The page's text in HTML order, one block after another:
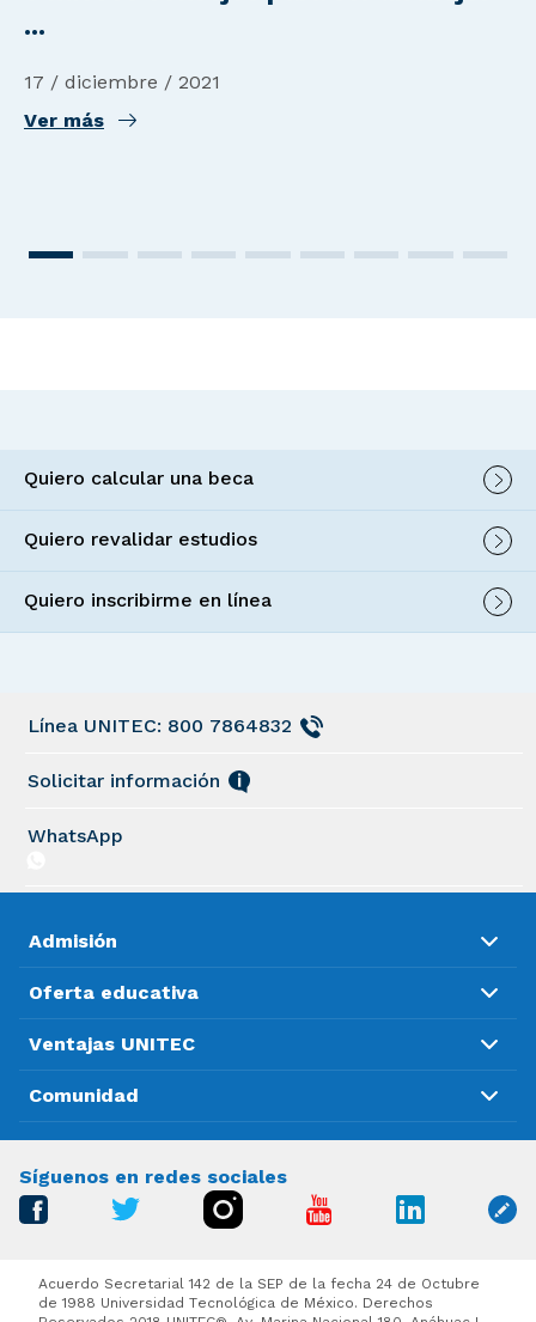
...
17 / diciembre / 2021
Ver más
Quiero calcular una beca
Quiero revalidar estudios
Quiero inscribirme en línea
Línea UNITEC: 800 7864832
Solicitar información
WhatsApp
Admisión
Oferta educativa
Ventajas UNITEC
Comunidad
Síguenos en redes sociales
Acuerdo Secretarial 142 de la SEP de la fecha 24 de Octubre
de 1988 Universidad Tecnológica de México. Derechos